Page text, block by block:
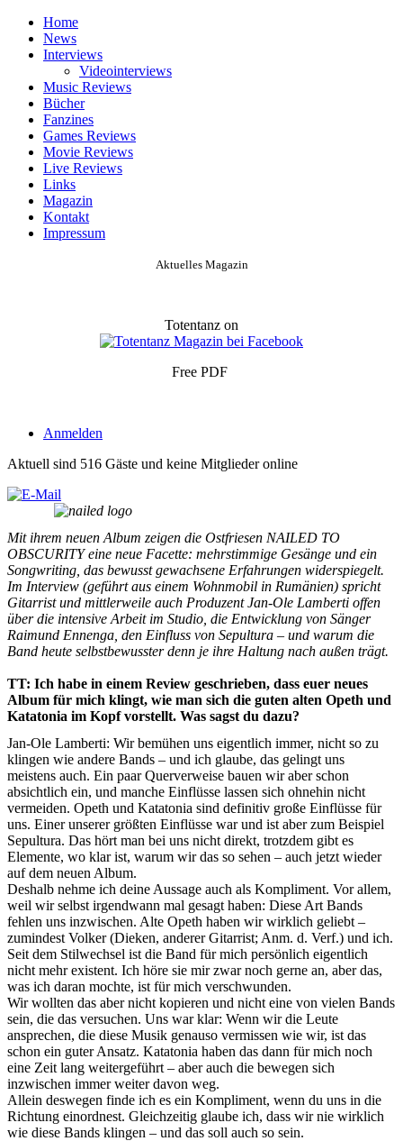
Home
News
Interviews
Videointerviews
Music Reviews
Bücher
Fanzines
Games Reviews
Movie Reviews
Live Reviews
Links
Magazin
Kontakt
Impressum
Aktuelles Magazin
Totentanz on
Free PDF
Anmelden
Aktuell sind 516 Gäste und keine Mitglieder online
Mit ihrem neuen Album zeigen die Ostfriesen NAILED TO
OBSCURITY eine neue Facette: mehrstimmige Gesänge und ein
Songwriting, das bewusst gewachsene Erfahrungen widerspiegelt.
Im Interview (geführt aus einem Wohnmobil in Rumänien) spricht
Gitarrist und mittlerweile auch Produzent Jan-Ole Lamberti offen
über die intensive Arbeit im Studio, die Entwicklung von Sänger
Raimund Ennenga, den Einfluss von Sepultura – und warum die
Band heute selbstbewusster denn je ihre Haltung nach außen trägt.
TT: Ich habe in einem Review geschrieben, dass euer neues
Album für mich klingt, wie man sich die guten alten Opeth und
Katatonia im Kopf vorstellt. Was sagst du dazu?
Jan-Ole Lamberti: Wir bemühen uns eigentlich immer, nicht so zu
klingen wie andere Bands – und ich glaube, das gelingt uns
meistens auch. Ein paar Querverweise bauen wir aber schon
absichtlich ein, und manche Einflüsse lassen sich ohnehin nicht
vermeiden. Opeth und Katatonia sind definitiv große Einflüsse für
uns. Einer unserer größten Einflüsse war und ist aber zum Beispiel
Sepultura. Das hört man bei uns nicht direkt, trotzdem gibt es
Elemente, wo klar ist, warum wir das so sehen – auch jetzt wieder
auf dem neuen Album.
Deshalb nehme ich deine Aussage auch als Kompliment. Vor allem,
weil wir selbst irgendwann mal gesagt haben: Diese Art Bands
fehlen uns inzwischen. Alte Opeth haben wir wirklich geliebt –
zumindest Volker (Dieken, anderer Gitarrist; Anm. d. Verf.) und ich.
Seit dem Stilwechsel ist die Band für mich persönlich eigentlich
nicht mehr existent. Ich höre sie mir zwar noch gerne an, aber das,
was ich daran mochte, ist für mich verschwunden.
Wir wollten das aber nicht kopieren und nicht eine von vielen Bands
sein, die das versuchen. Uns war klar: Wenn wir die Leute
ansprechen, die diese Musik genauso vermissen wie wir, ist das
schon ein guter Ansatz. Katatonia haben das dann für mich noch
eine Zeit lang weitergeführt – aber auch die bewegen sich
inzwischen immer weiter davon weg.
Allein deswegen finde ich es ein Kompliment, wenn du uns in die
Richtung einordnest. Gleichzeitig glaube ich, dass wir nie wirklich
wie diese Bands klingen – und das soll auch so sein.